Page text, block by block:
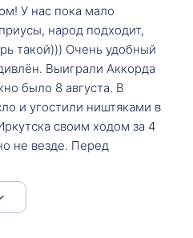
У нас пока мало
народ подходит,
такой))) Очень удобный
Выиграли Аккорда
было 8 августа. В
и угостили ништяками в
своим ходом за 4
не везде. Перед